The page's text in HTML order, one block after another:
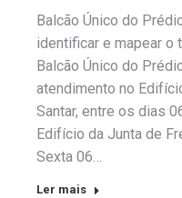
Balcão Único do
identificar e mapear o
Balcão Único do
atendimento no
Santar, entre os dias
Edifício da Junta de
Sexta 06…
Ler mais